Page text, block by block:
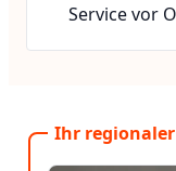
Service vor
Ihr